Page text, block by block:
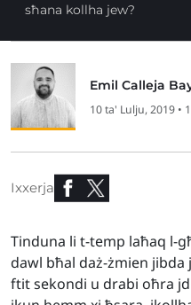
sħana kollha jew?
Emil Calleja
10 ta' Lulju, 2019 •
Ixxerja
Tinduna li t-temp laħaq l-
dawl bħal daż-żmien jibda
ftit sekondi u drabi oħra